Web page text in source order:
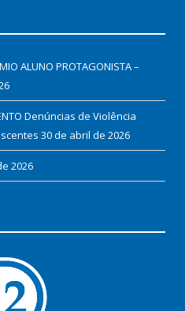
ALUNO PROTAGONISTA –
Denúncias de Violência
30 de abril de 2026
2026